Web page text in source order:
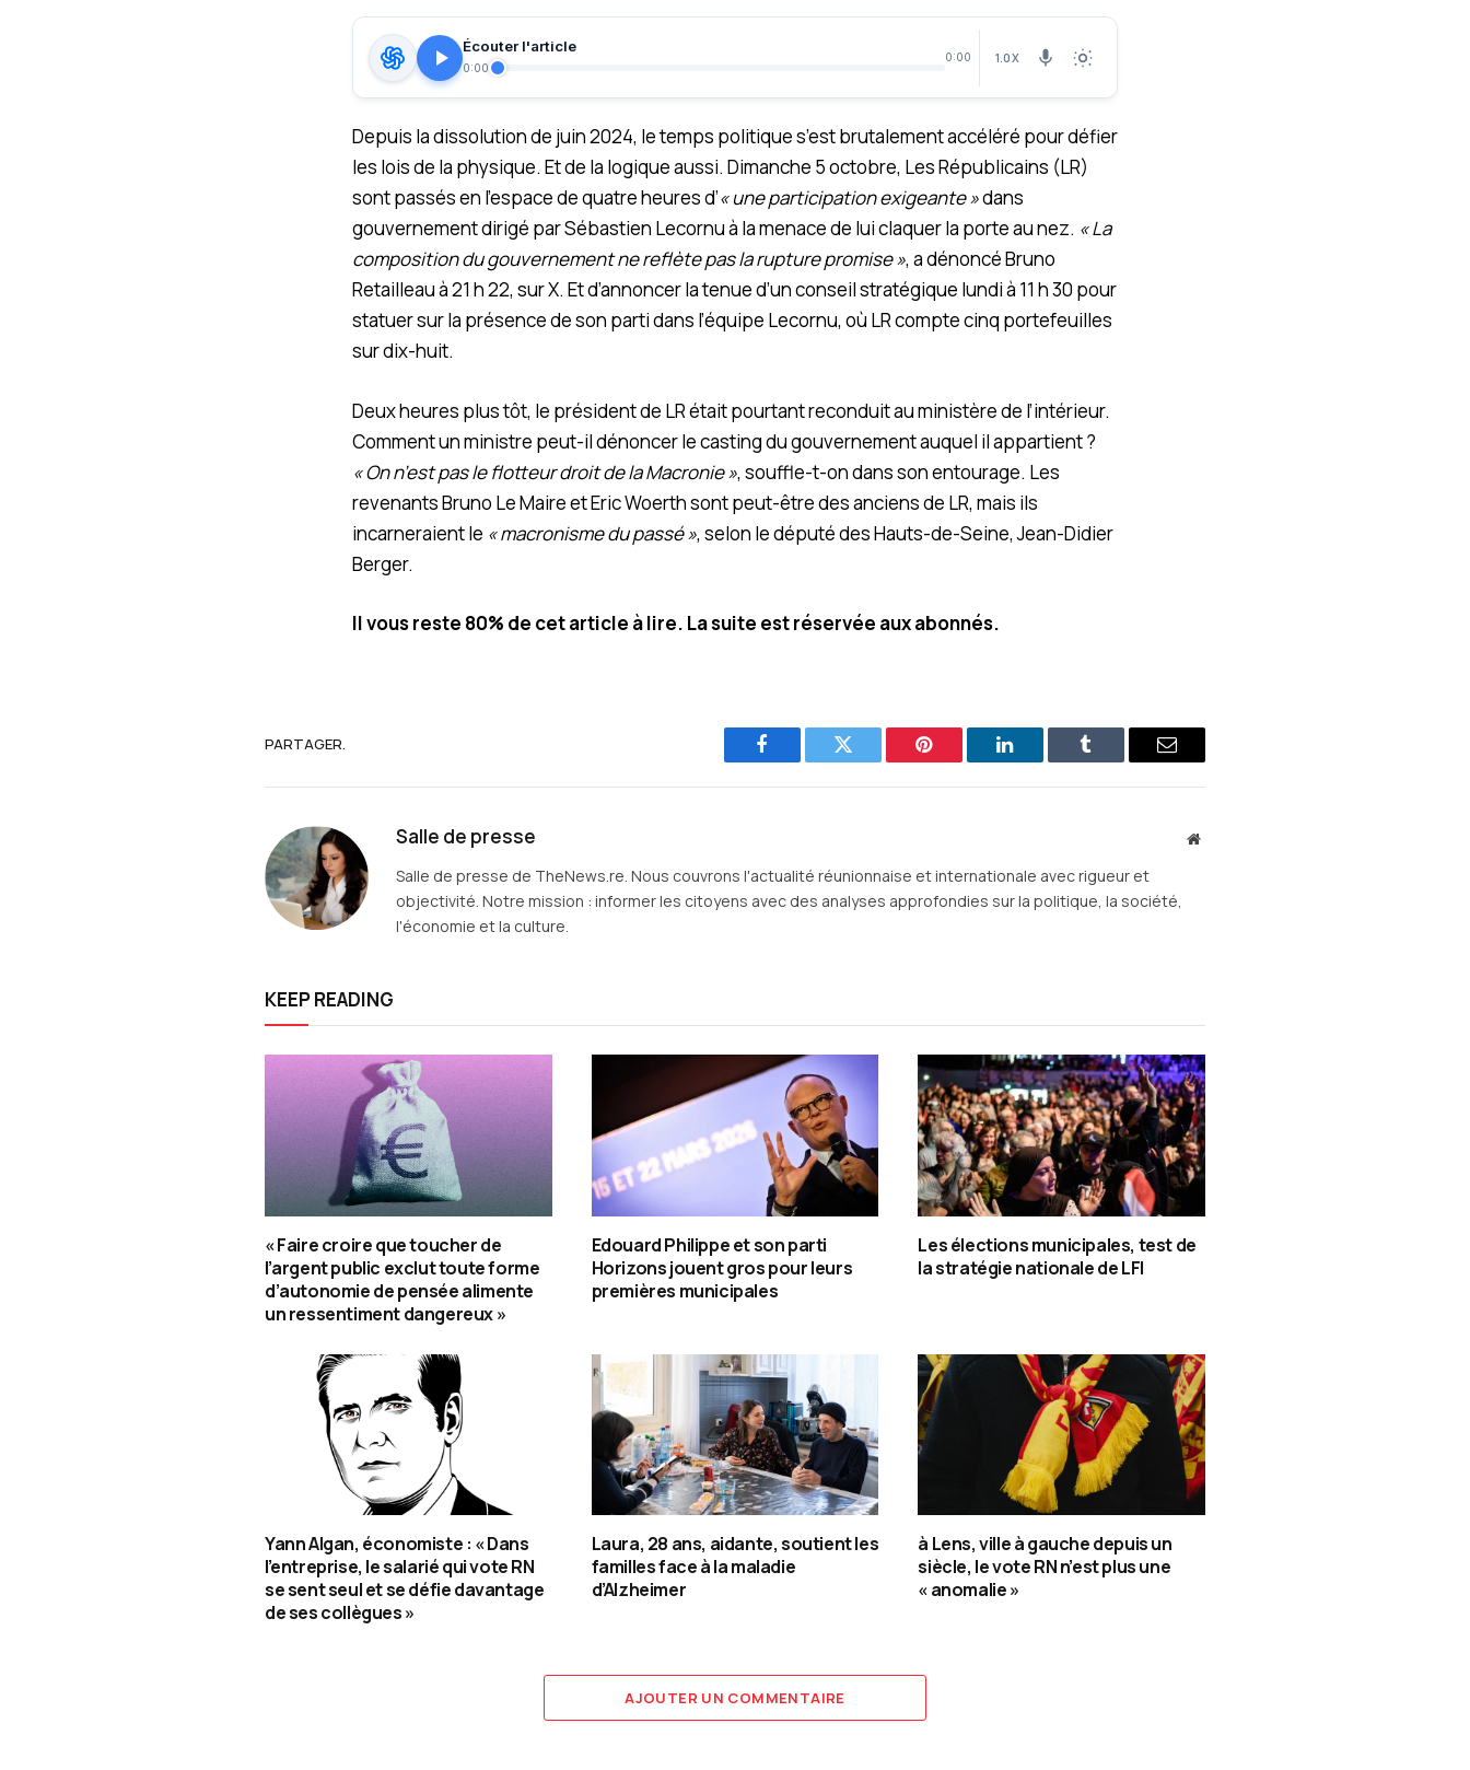
Écouter l'article
0:00
0:00 1.0X
Depuis la dissolution de juin 2024, le temps politique s’est brutalement accéléré pour défier
les lois de la physique. Et de la logique aussi. Dimanche 5 octobre, Les Républicains (LR)
sont passés en l’espace de quatre heures d’« une participation exigeante »dans
gouvernement dirigé par Sébastien Lecornu à la menace de lui claquer la porte au nez. « La
composition du gouvernement ne reflète pas la rupture promise », a dénoncé Bruno
Retailleau à 21 h 22, sur X. Et d’annoncer la tenue d’un conseil stratégique lundi à 11 h 30 pour
statuer sur la présence de son parti dans l’équipe Lecornu, où LR compte cinq portefeuilles
sur dix-huit.
Deux heures plus tôt, le président de LR était pourtant reconduit au ministère de l’intérieur.
Comment un ministre peut-il dénoncer le casting du gouvernement auquel il appartient ?
« On n’est pas le flotteur droit de la Macronie », souffle-t-on dans son entourage. Les
revenants Bruno Le Maire et Eric Woerth sont peut-être des anciens de LR, mais ils
incarneraient le « macronisme du passé », selon le député des Hauts-de-Seine, Jean-Didier
Berger.
Il vous reste 80% de cet article à lire. La suite est réservée aux abonnés.
PARTAGER.
Facebook Twitter Pinterest LinkedIn Tumblr
E-
Salle de presse
Site
Salle de presse de TheNews.re. Nous couvrons l'actualité réunionnaise et internationale avec rigueur et
objectivité. Notre mission : informer les citoyens avec des analyses approfondies sur la politique, la société,
l'économie et la culture.
KEEP READING
« Faire croire que toucher de
l’argent public exclut toute forme
d’autonomie de pensée alimente
un ressentiment dangereux »
Edouard Philippe et son parti
Horizons jouent gros pour leurs
premières municipales
Les élections municipales, test de
la stratégie nationale de LFI
Yann Algan, économiste : « Dans
l’entreprise, le salarié qui vote RN
se sent seul et se défie davantage
de ses collègues »
Laura, 28 ans, aidante, soutient les
familles face à la maladie
d’Alzheimer
à Lens, ville à gauche depuis un
siècle, le vote RN n’est plus une
« anomalie »
AJOUTER UN COMMENTAIRE